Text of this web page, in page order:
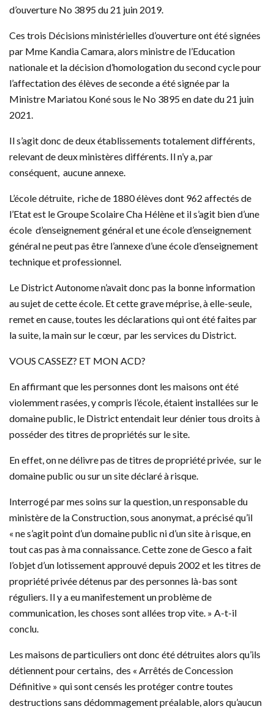
d’ouverture No 3895 du 21 juin 2019.
Ces trois Décisions ministérielles d’ouverture ont été signées
par Mme Kandia Camara, alors ministre de l’Education
nationale et la décision d’homologation du second cycle pour
l’affectation des élèves de seconde a été signée par la
Ministre Mariatou Koné sous le No 3895 en date du 21 juin
2021.
Il s’agit donc de deux établissements totalement différents,
relevant de deux ministères différents. Il n’y a, par
conséquent, aucune annexe.
L’école détruite, riche de 1880 élèves dont 962 affectés de
l’Etat est le Groupe Scolaire Cha Hélène et il s’agit bien d’une
école d’enseignement général et une école d’enseignement
général ne peut pas être l’annexe d’une école d’enseignement
technique et professionnel.
Le District Autonome n’avait donc pas la bonne information
au sujet de cette école. Et cette grave méprise, à elle-seule,
remet en cause, toutes les déclarations qui ont été faites par
la suite, la main sur le cœur, par les services du District.
VOUS CASSEZ? ET MON ACD?
En affirmant que les personnes dont les maisons ont été
violemment rasées, y compris l’école, étaient installées sur le
domaine public, le District entendait leur dénier tous droits à
posséder des titres de propriétés sur le site.
En effet, on ne délivre pas de titres de propriété privée, sur le
domaine public ou sur un site déclaré à risque.
Interrogé par mes soins sur la question, un responsable du
ministère de la Construction, sous anonymat, a précisé qu’il
« ne s’agit point d’un domaine public ni d’un site à risque, en
tout cas pas à ma connaissance. Cette zone de Gesco a fait
l’objet d’un lotissement approuvé depuis 2002 et les titres de
propriété privée détenus par des personnes là-bas sont
réguliers. Il y a eu manifestement un problème de
communication, les choses sont allées trop vite. » A-t-il
conclu.
Les maisons de particuliers ont donc été détruites alors qu’ils
détiennent pour certains, des « Arrêtés de Concession
Définitive » qui sont censés les protéger contre toutes
destructions sans dédommagement préalable, alors qu’aucun